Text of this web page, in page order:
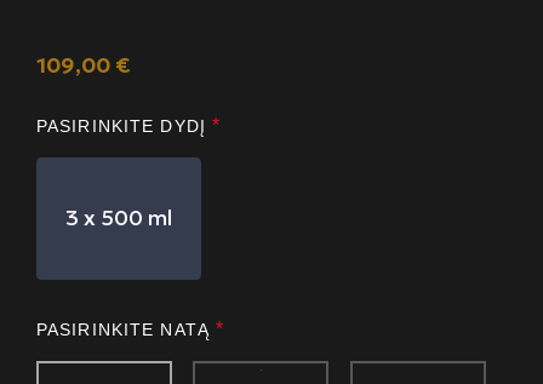
109,00 €
PASIRINKITE DYDĮ *
3 x 500 ml
PASIRINKITE NATĄ *